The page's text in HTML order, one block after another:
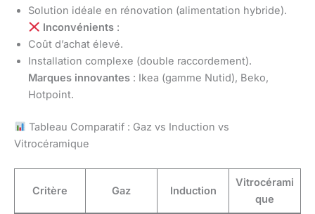
Solution idéale en rénovation (alimentation hybride).
Inconvénients:
Coût d’achat élevé.
Installation complexe (double raccordement).
Marques innovantes : Ikea (gamme Nutid), Beko,
Hotpoint.
Tableau Comparatif : Gaz vs Induction vs
Vitrocéramique
Critère Gaz Induction
Vitrocérami
que